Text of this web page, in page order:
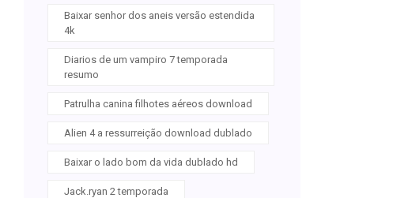
Baixar senhor dos aneis versão estendida
4k
Diarios de um vampiro 7 temporada
resumo
Patrulha canina filhotes aéreos download
Alien 4 a ressurreição download dublado
Baixar o lado bom da vida dublado hd
Jack.ryan 2 temporada